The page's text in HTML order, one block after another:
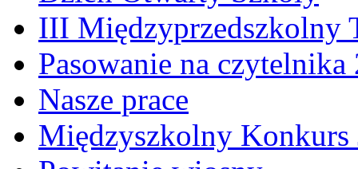
III Międzyprzedszkolny
Pasowanie na czytelnika
Nasze prace
Międzyszkolny